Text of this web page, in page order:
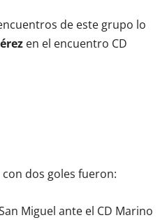
de este grupo lo
en el encuentro CD
dos goles fueron:
Miguel ante el CD Marino